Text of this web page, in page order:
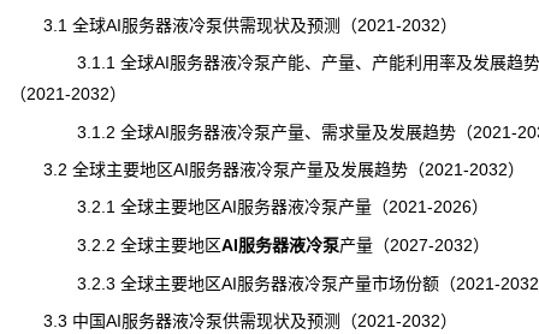
3.1 全球AI服务器液冷泵供需现状及预测（2021-2032）
3.1.1 全球AI服务器液冷泵产能、产量、产能利用率及发展趋势
（2021-2032）
3.1.2 全球AI服务器液冷泵产量、需求量及发展趋势（2021-
3.2 全球主要地区AI服务器液冷泵产量及发展趋势（2021-2032）
3.2.1 全球主要地区AI服务器液冷泵产量（2021-2026）
3.2.2 全球主要地区AI服务器液冷泵产量（2027-2032）
3.2.3 全球主要地区AI服务器液冷泵产量市场份额（2021-
3.3 中国AI服务器液冷泵供需现状及预测（2021-2032）